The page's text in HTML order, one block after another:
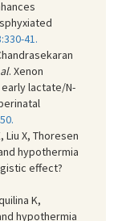
41.
. Xenon
lactate/N-
Liu X, Thoresen
hypothermia
effect?
K,
hypothermia